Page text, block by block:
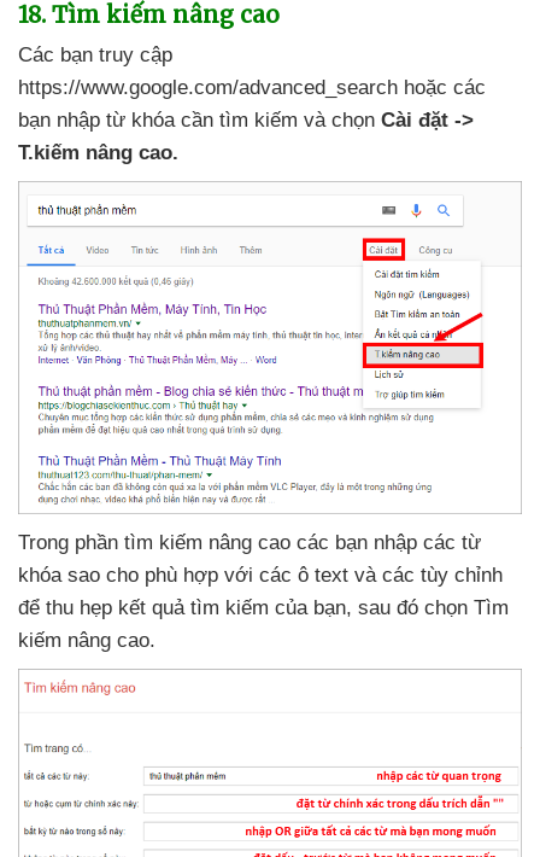
18. Tìm kiếm nâng cao
Các bạn truy cập
https://www.google.com/advanced_search hoặc các
bạn nhập từ khóa cần tìm kiếm và chọn Cài đặt ->
T.kiếm nâng cao.
Trong phần tìm kiếm nâng cao các bạn nhập các từ
khóa sao cho phù hợp với các ô text và các tùy chỉnh
để thu hẹp kết quả tìm kiếm của bạn, sau đó chọn Tìm
kiếm nâng cao.